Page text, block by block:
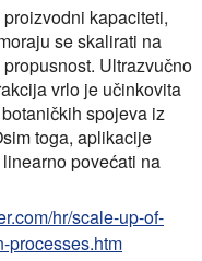
kapaciteti,
se skalirati na
Ultrazvučno
vrlo je učinkovita
spojeva iz
toga, aplikacije
povećati na
hr/scale-up-of-
processes.htm